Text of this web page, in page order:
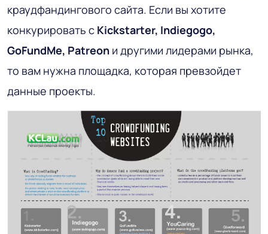
краудфандингового сайта. Если вы хотите
конкурировать с Kickstarter, Indiegogo,
GoFundMe, Patreon и другими лидерами рынка,
то вам нужна площадка, которая превзойдет
данные проекты.